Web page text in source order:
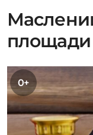
площади
0+